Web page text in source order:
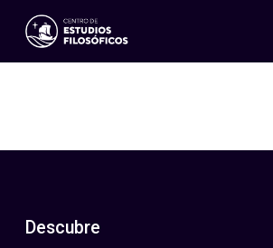
Eventos
ES
EN
Descubre